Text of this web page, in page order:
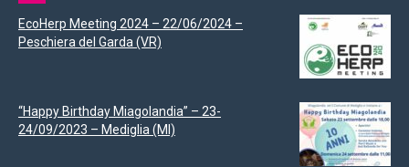
EcoHerp Meeting 2024 – 22/06/2024 –
Peschiera del Garda (VR)
“Happy Birthday Miagolandia” – 23-
24/09/2023 – Mediglia (MI)